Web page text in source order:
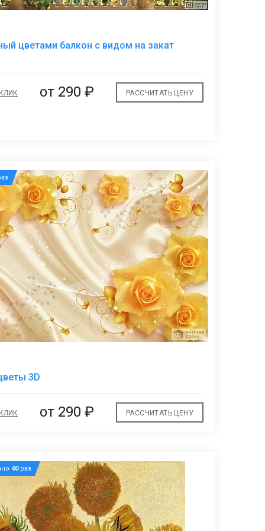
цветами балкон с видом на закат
от 290 ₽ РАССЧИТАТЬ ЦЕНУ
3D
от 290 ₽ РАССЧИТАТЬ ЦЕНУ
40раз